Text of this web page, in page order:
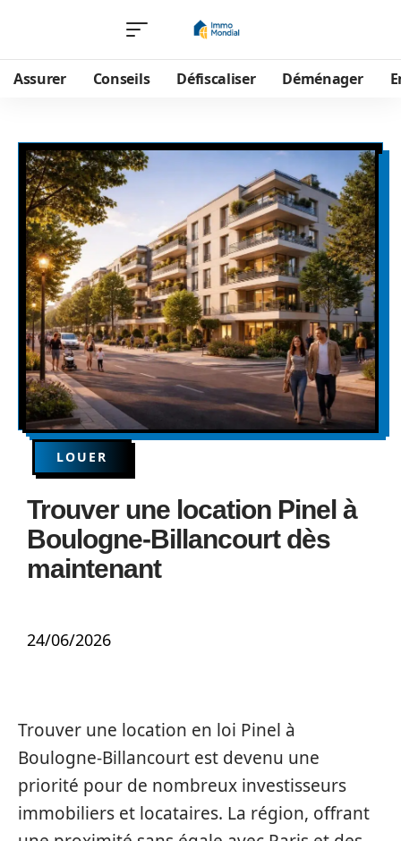
Assurer Conseils Défiscaliser Déménager
LOUER
Trouver une location Pinel à
Boulogne-Billancourt dès
maintenant
24/06/2026
Trouver une location en loi Pinel à
Boulogne-Billancourt est devenu une
priorité pour de nombreux investisseurs
immobiliers et locataires. La région, offrant